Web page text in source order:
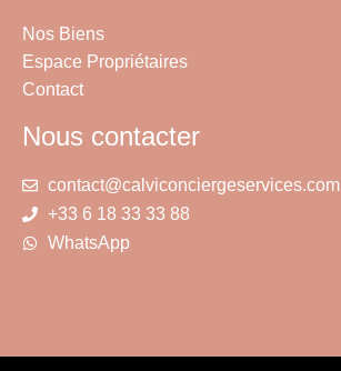
Four à micro-ondes
Nos Biens
Espace Propriétaires
Contact
Nous contacter
contact@calviconciergeservices.com
+33 6 18 33 33 88
WhatsApp